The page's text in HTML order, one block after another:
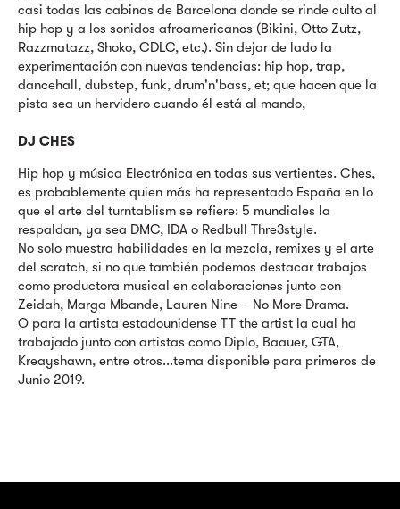
casi todas las cabinas de Barcelona donde se rinde culto al
hip hop y a los sonidos afroamericanos (Bikini, Otto Zutz,
Razzmatazz, Shoko, CDLC, etc.). Sin dejar de lado la
experimentación con nuevas tendencias: hip hop, trap,
dancehall, dubstep, funk, drum'n'bass, et; que hacen que la
pista sea un hervidero cuando él está al mando,
DJ CHES
Hip hop y música Electrónica en todas sus vertientes. Ches,
es probablemente quien más ha representado España en lo
que el arte del turntablism se refiere: 5 mundiales la
respaldan, ya sea DMC, IDA o Redbull Thre3style.
No solo muestra habilidades en la mezcla, remixes y el arte
del scratch, si no que también podemos destacar trabajos
como productora musical en colaboraciones junto con
Zeidah, Marga Mbande, Lauren Nine – No More Drama.
O para la artista estadounidense TT the artist la cual ha
trabajado junto con artistas como Diplo, Baauer, GTA,
Kreayshawn, entre otros...tema disponible para primeros de
Junio 2019.